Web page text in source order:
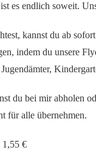
es endlich soweit.
kannst du ab
indem du unsere
du bei mir abholen
für alle übernehmen.
1,55 €